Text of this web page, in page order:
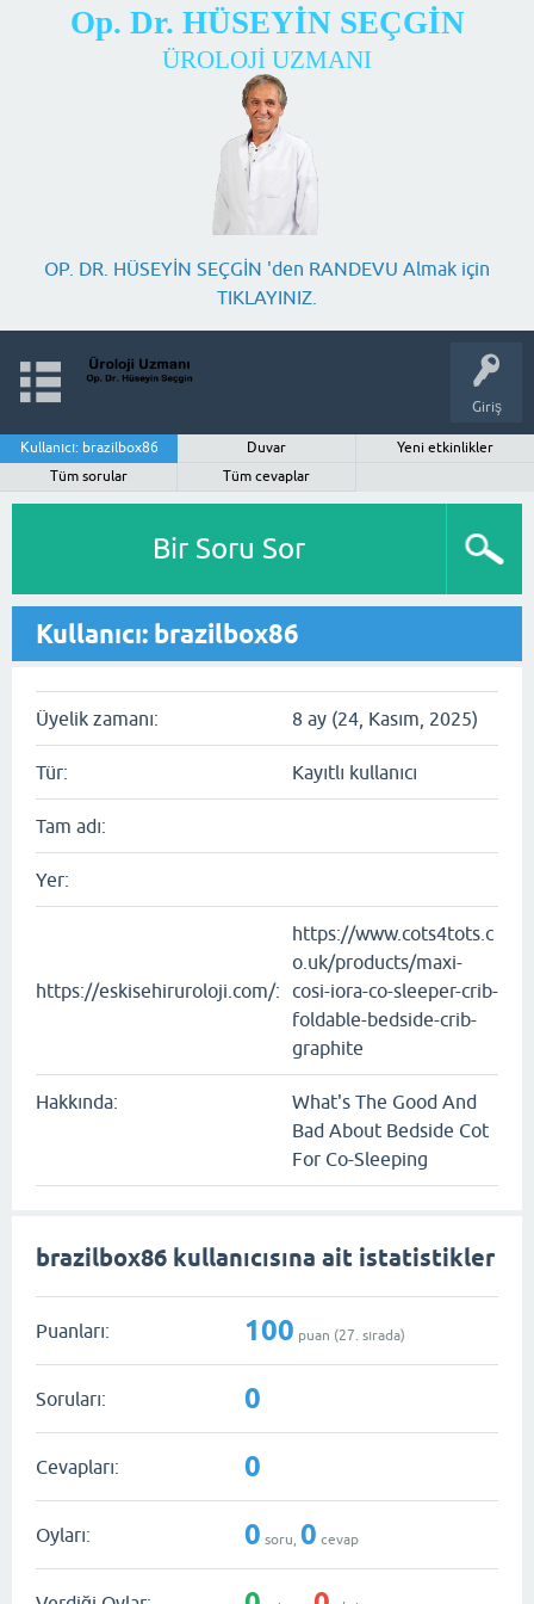
Op. Dr. HÜSEYİN SEÇGİN
ÜROLOJİ UZMANI
OP. DR. HÜSEYİN SEÇGİN 'den RANDEVU Almak için
TIKLAYINIZ.
Giriş
Kullanıcı: brazilbox86 Duvar
Yeni etkinlikler
Tüm sorular
Tüm cevaplar
Bir Soru Sor
Kullanıcı: brazilbox86
Üyelik zamanı: 8 ay (24, Kasım, 2025)
Tür: Kayıtlı kullanıcı
Tam adı:
Yer:
https://eskisehiruroloji.com/:
https://www.cots4tots.c
o.uk/products/maxi-
cosi-iora-co-sleeper-crib-
foldable-bedside-crib-
graphite
Hakkında:
What's The Good And
Bad About Bedside Cot
For Co-Sleeping
brazilbox86 kullanıcısına ait istatistikler
Puanları: 100 puan (27 . sırada)
Soruları: 0
Cevapları: 0
Oyları: 0 soru, 0 cevap